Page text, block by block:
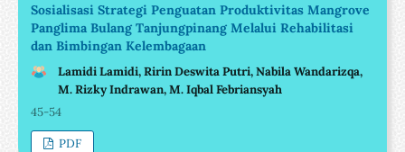
Sosialisasi Strategi Penguatan Produktivitas Mangrove
Panglima Bulang Tanjungpinang Melalui Rehabilitasi
dan Bimbingan Kelembagaan
Lamidi Lamidi, Ririn Deswita Putri, Nabila Wandarizqa,
M. Rizky Indrawan, M. Iqbal Febriansyah
45-54
PDF